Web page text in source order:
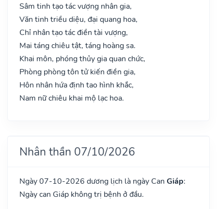
Sâm tinh tạo tác vượng nhân gia,
Văn tinh triều diệu, đại quang hoa,
Chỉ nhân tạo tác điền tài vượng,
Mai táng chiêu tật, táng hoàng sa.
Khai môn, phóng thủy gia quan chức,
Phòng phòng tôn tử kiến điền gia,
Hôn nhân hứa định tao hình khắc,
Nam nữ chiêu khai mộ lạc hoa.
Nhân thần 07/10/2026
Ngày 07-10-2026 dương lịch là ngày Can Giáp:
Ngày can Giáp không trị bệnh ở đầu.